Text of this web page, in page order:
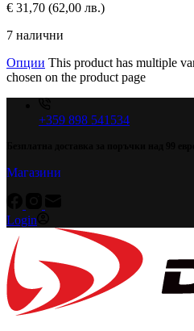
€ 31,70 (62,00 лв.)
7 налични
Опции This product has multiple
chosen on the product page
+359 898 541534
Магазини
Login